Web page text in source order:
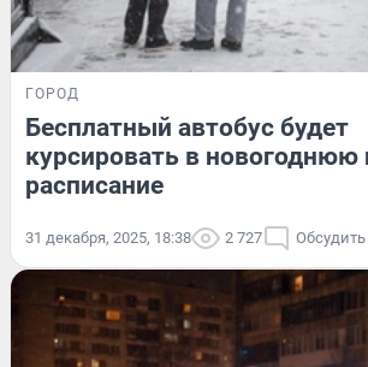
ГОРОД
Бесплатный автобус будет
курсировать в новогоднюю
расписание
31 декабря, 2025, 18:38 2 727 Обсудить